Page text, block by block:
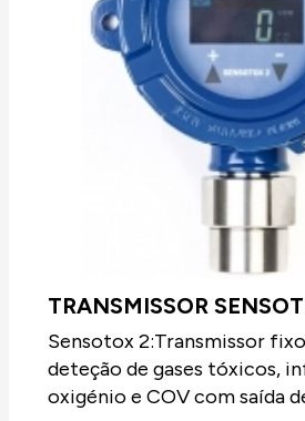
Sensotox 2:Transmissor
deteção de gases tóxicos,
oxigénio e COV com saída